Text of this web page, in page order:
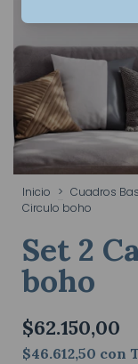
Inicio > Cuadros
Circulo boho
Set 2
boho
$62.150,00
$46.612,50 con